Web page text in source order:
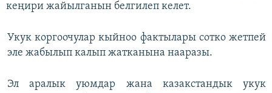
кеңири жайылганын белгилеп келет.
Укук коргоочулар кыйноо фактылары сотко жетпей
эле жабылып калып жатканына нааразы.
Эл аралык уюмдар жана казакстандык укук